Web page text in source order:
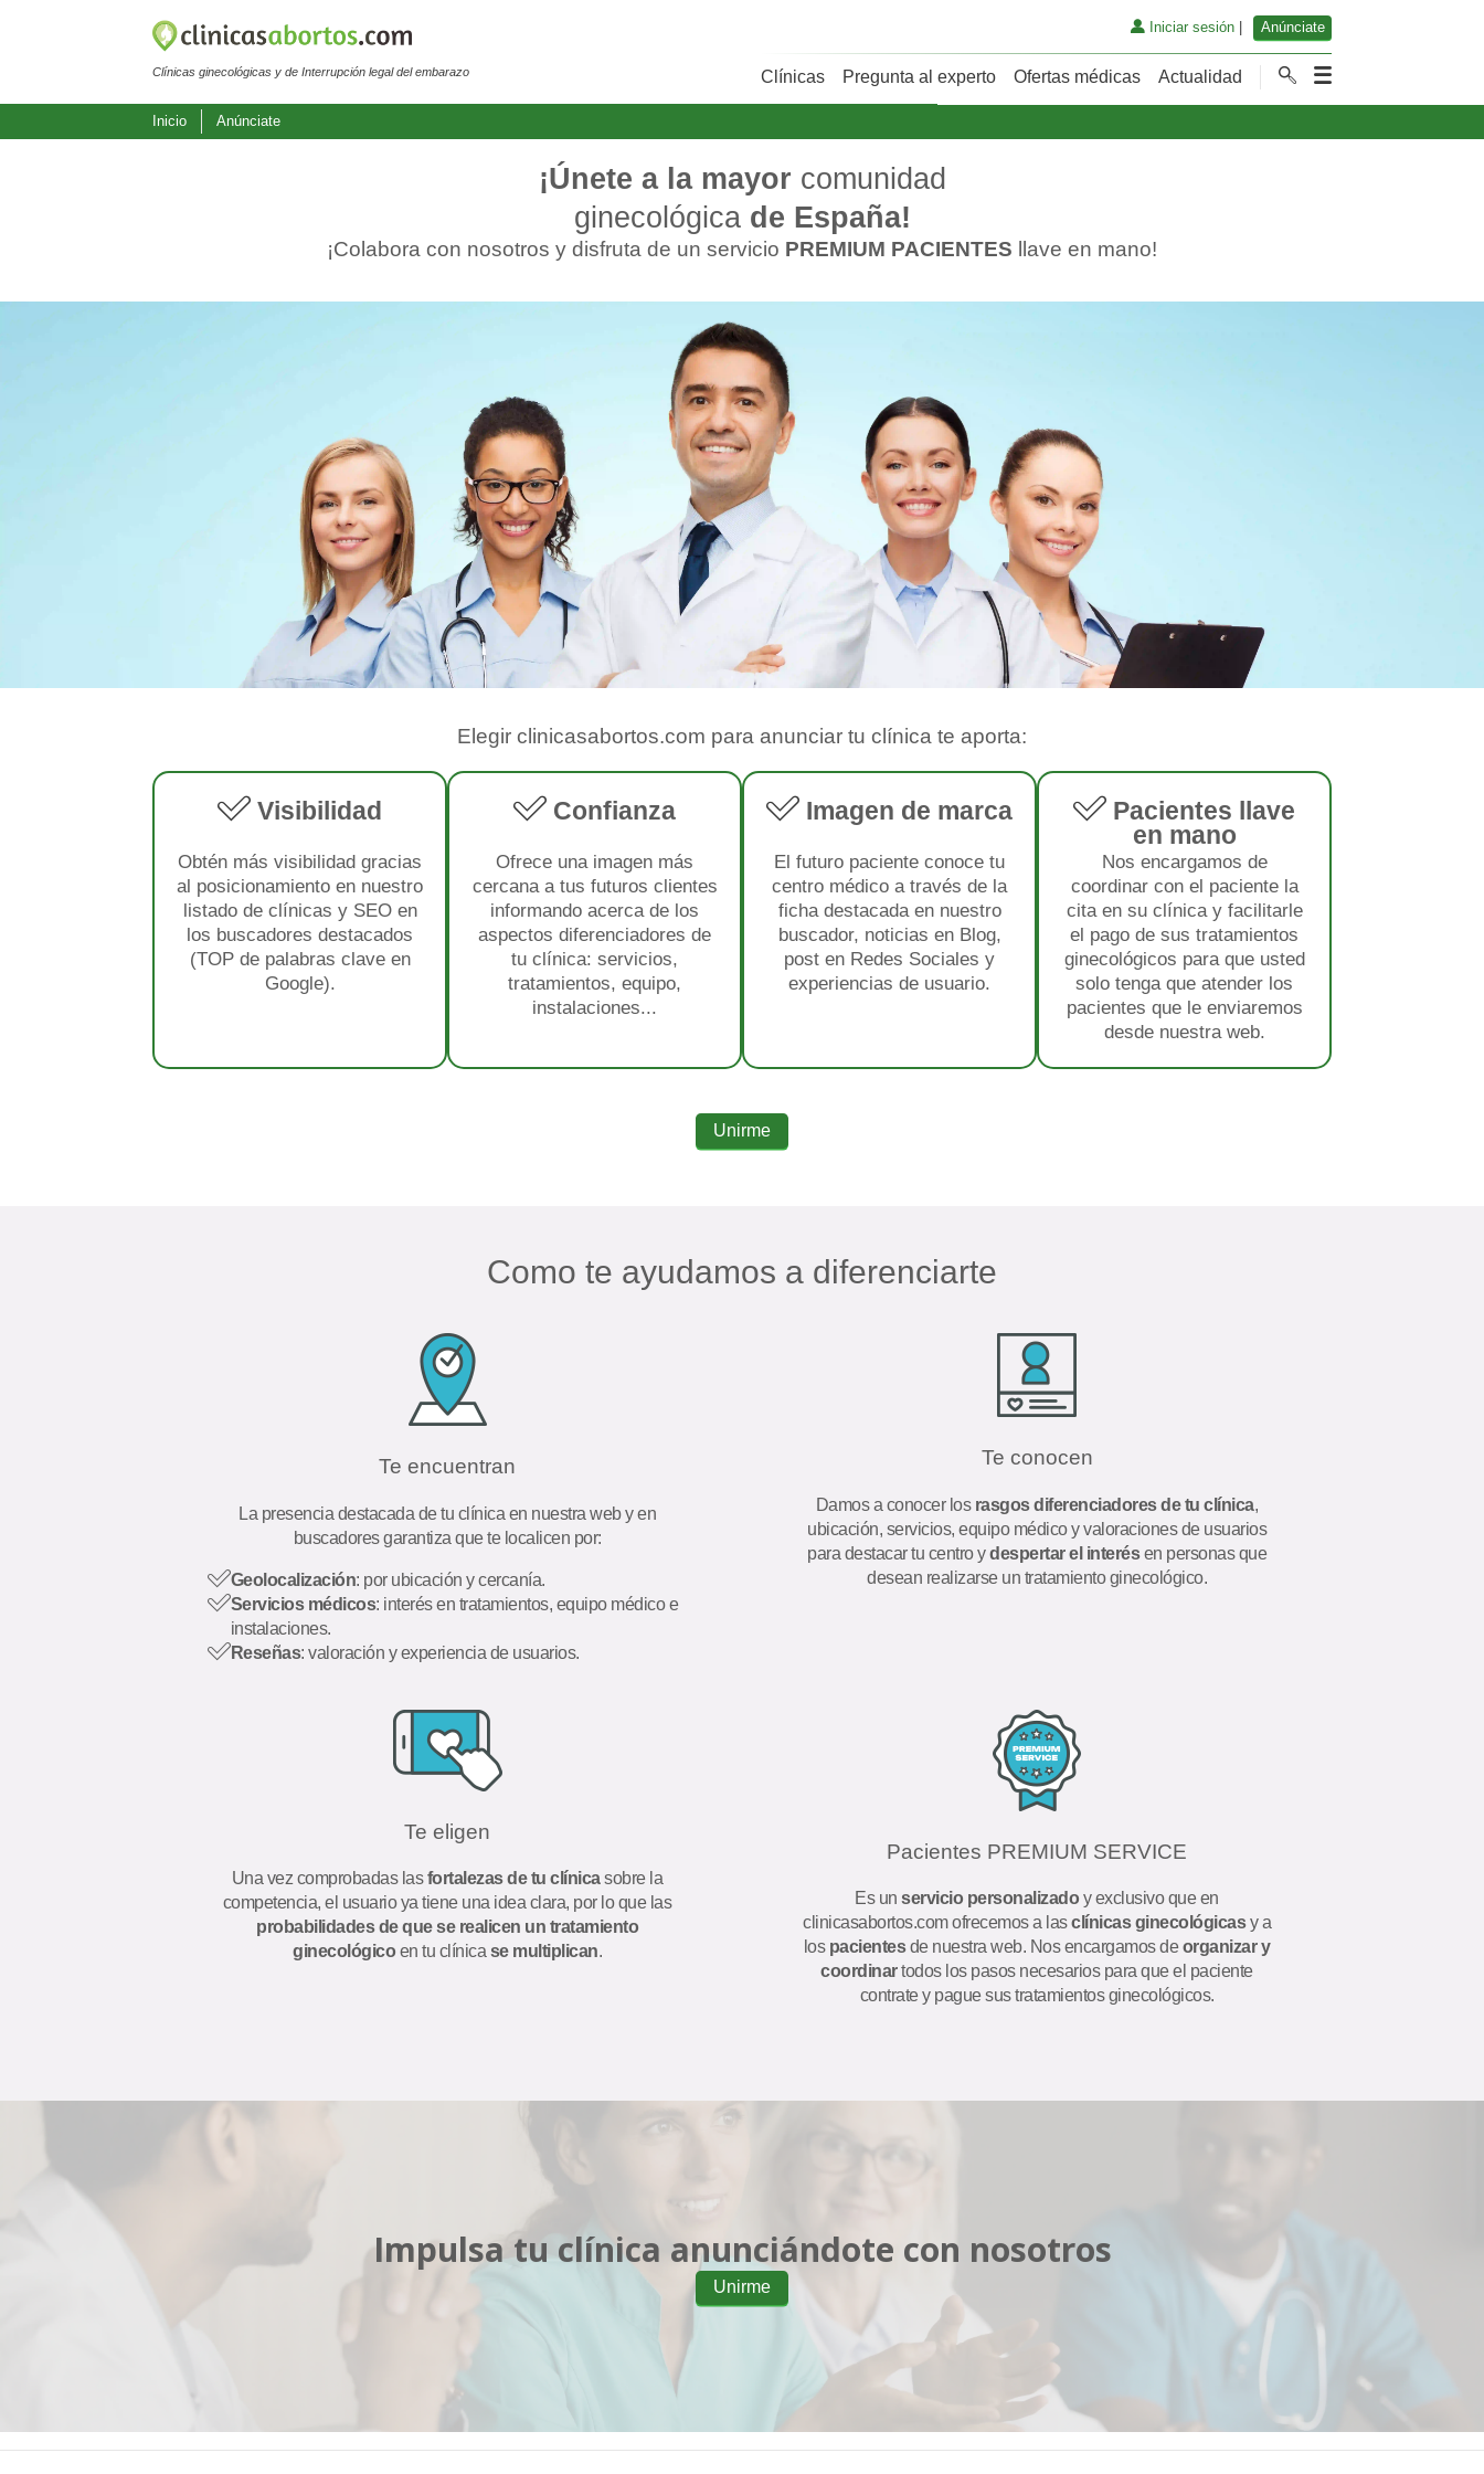
Clínicas ginecológicas y de Interrupción legal del embarazo
Iniciar sesión| Anúnciate
Clínicas Pregunta al experto Ofertas médicas Actualidad
Inicio Anúnciate
¡Únete a la mayor comunidad
ginecológicade España!
¡Colabora con nosotros y disfruta de un servicio PREMIUM PACIENTES llave en mano!
Elegir clinicasabortos.com para anunciar tu clínica te aporta:
Visibilidad
Obtén más visibilidad gracias
al posicionamiento en nuestro
listado de clínicas y SEO en
los buscadores destacados
(TOP de palabras clave en
Google).
Confianza
Ofrece una imagen más
cercana a tus futuros clientes
informando acerca de los
aspectos diferenciadores de
tu clínica: servicios,
tratamientos, equipo,
instalaciones...
Imagen de marca
El futuro paciente conoce tu
centro médico a través de la
ficha destacada en nuestro
buscador, noticias en Blog,
post en Redes Sociales y
experiencias de usuario.
Pacientes llave
en mano
Nos encargamos de
coordinar con el paciente la
cita en su clínica y facilitarle
el pago de sus tratamientos
ginecológicos para que usted
solo tenga que atender los
pacientes que le enviaremos
desde nuestra web.
Unirme
Como te ayudamos a diferenciarte
Te encuentran
La presencia destacada de tu clínica en nuestra web y en
buscadores garantiza que te localicen por:
Geolocalización: por ubicación y cercanía.
Servicios médicos: interés en tratamientos, equipo médico e
instalaciones.
Reseñas: valoración y experiencia de usuarios.
Te conocen
Damos a conocer los rasgos diferenciadores de tu clínica,
ubicación, servicios, equipo médico y valoraciones de usuarios
para destacar tu centro ydespertar el interésen personas que
desean realizarse un tratamiento ginecológico.
Te eligen
Una vez comprobadas lasfortalezas de tu clínicasobre la
competencia, el usuario ya tiene una idea clara, por lo que las
probabilidades de que se realicen un tratamiento
ginecológico en tu clínica se multiplican.
Pacientes PREMIUM SERVICE
Es unservicio personalizado y exclusivo que en
clinicasabortos.com ofrecemos a lasclínicas ginecológicasy a
los pacientesde nuestra web. Nos encargamos deorganizar y
coordinartodos los pasos necesarios para que el paciente
contrate y pague sus tratamientos ginecológicos.
Impulsa tu clínica anunciándote con nosotros
Unirme